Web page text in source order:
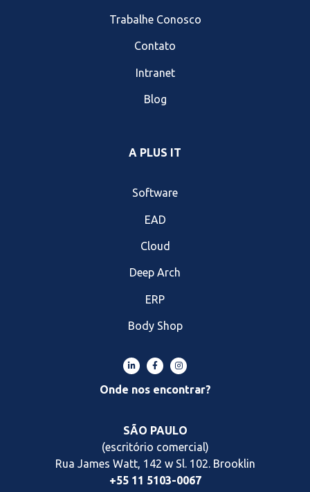
Trabalhe Conosco
Contato
Intranet
Blog
A PLUS IT
Software
EAD
Cloud
Deep Arch
ERP
Body Shop
Onde nos encontrar?
SÃO PAULO
(escritório comercial)
Rua James Watt, 142 w Sl. 102. Brooklin
+55 11 5103-0067